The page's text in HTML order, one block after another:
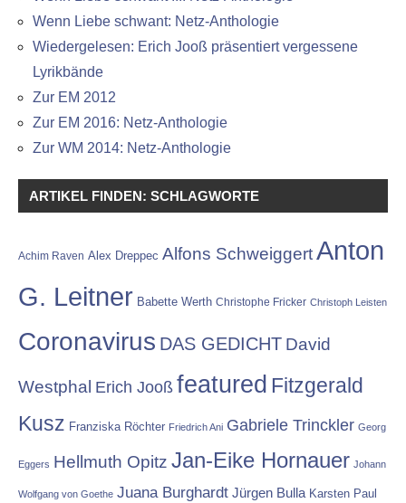
Wenn Liebe schwant: Netz-Anthologie
Wiedergelesen: Erich Jooß präsentiert vergessene
Lyrikbände
Zur EM 2012
Zur EM 2016: Netz-Anthologie
Zur WM 2014: Netz-Anthologie
ARTIKEL FINDEN: SCHLAGWORTE
Achim Raven Alex Dreppec Alfons SchweiggertAnton
G. Leitner Babette Werth Christophe Fricker Christoph Leisten
Coronavirus DAS GEDICHT David
Westphal Erich Jooß featured Fitzgerald
Kusz Franziska Röchter Friedrich Ani Gabriele Trinckler Georg
Eggers Hellmuth Opitz Jan-Eike Hornauer Johann
Wolfgang von Goethe Juana Burghardt Jürgen Bulla Karsten Paul